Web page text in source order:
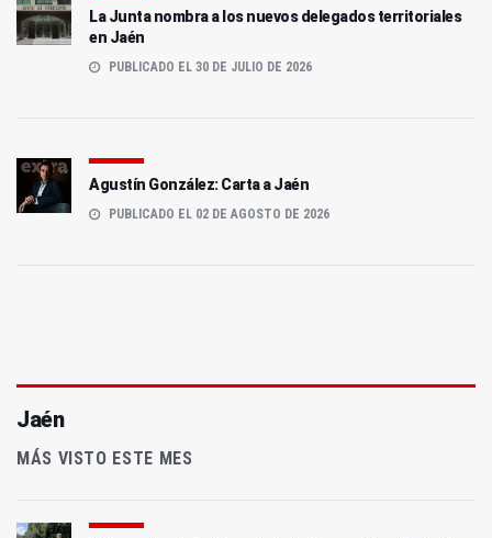
La Junta nombra a los nuevos delegados territoriales
en Jaén
PUBLICADO EL 30 DE JULIO DE 2026
Agustín González: Carta a Jaén
PUBLICADO EL 02 DE AGOSTO DE 2026
Jaén
MÁS VISTO ESTE MES